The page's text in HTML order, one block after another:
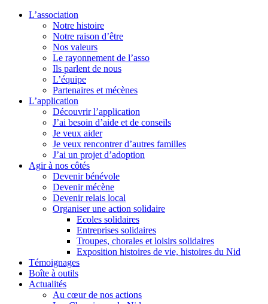
L’association
Notre histoire
Notre raison d’être
Nos valeurs
Le rayonnement de l’asso
Ils parlent de nous
L’équipe
Partenaires et mécènes
L’application
Découvrir l’application
J’ai besoin d’aide et de conseils
Je veux aider
Je veux rencontrer d’autres familles
J’ai un projet d’adoption
Agir à nos côtés
Devenir bénévole
Devenir mécène
Devenir relais local
Organiser une action solidaire
Ecoles solidaires
Entreprises solidaires
Troupes, chorales et loisirs solidaires
Exposition histoires de vie, histoires du Nid
Témoignages
Boîte à outils
Actualités
Au cœur de nos actions